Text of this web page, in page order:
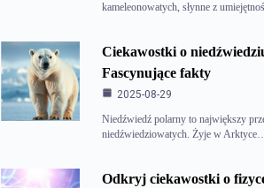
kameleonowatych, słynne z
Ciekawostki o
Fascynujące fakty
2025-08-29
Niedźwiedź polarny to największy
niedźwiedziowatych. Żyje w
Odkryj ciekawostki o